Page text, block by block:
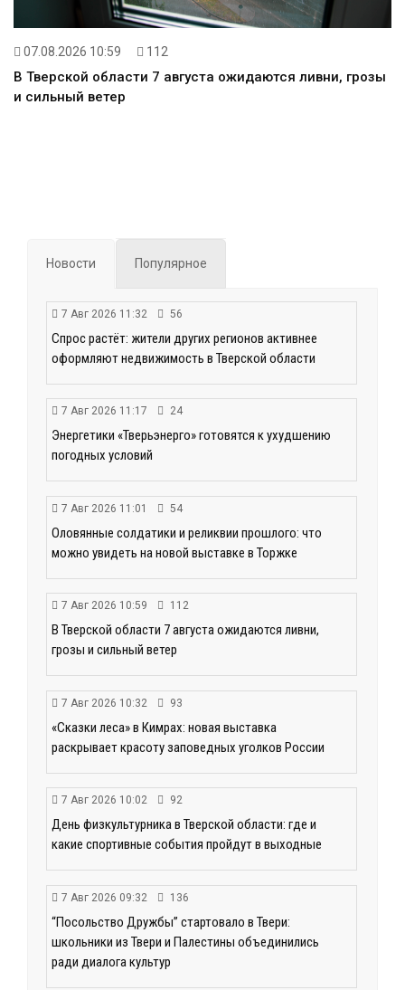
07.08.2026 10:59 112
В Тверской области 7 августа ожидаются ливни, грозы
и сильный ветер
Новости Популярное
7 Авг 2026 11:32 56
Спрос растёт: жители других регионов активнее
оформляют недвижимость в Тверской области
7 Авг 2026 11:17 24
Энергетики «Тверьэнерго» готовятся к ухудшению
погодных условий
7 Авг 2026 11:01 54
Оловянные солдатики и реликвии прошлого: что
можно увидеть на новой выставке в Торжке
7 Авг 2026 10:59 112
В Тверской области 7 августа ожидаются ливни,
грозы и сильный ветер
7 Авг 2026 10:32 93
«Сказки леса» в Кимрах: новая выставка
раскрывает красоту заповедных уголков России
7 Авг 2026 10:02 92
День физкультурника в Тверской области: где и
какие спортивные события пройдут в выходные
7 Авг 2026 09:32 136
“Посольство Дружбы” стартовало в Твери:
школьники из Твери и Палестины объединились
ради диалога культур